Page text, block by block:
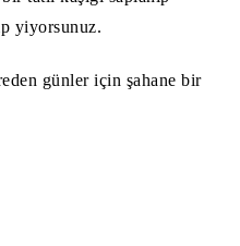
yiyorsunuz.
günler için şahane bir